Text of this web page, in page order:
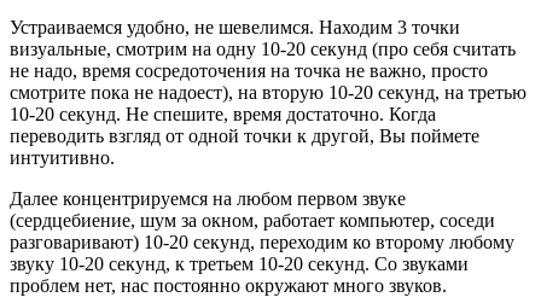
Устраиваемся удобно, не шевелимся. Находим 3 точки
визуальные, смотрим на одну 10-20 секунд (про себя считать
не надо, время сосредоточения на точка не важно, просто
смотрите пока не надоест), на вторую 10-20 секунд, на третью
10-20 секунд. Не спешите, время достаточно. Когда
переводить взгляд от одной точки к другой, Вы поймете
интуитивно.
Далее концентрируемся на любом первом звуке
(сердцебиение, шум за окном, работает компьютер, соседи
разговаривают) 10-20 секунд, переходим ко второму любому
звуку 10-20 секунд, к третьем 10-20 секунд. Со звуками
проблем нет, нас постоянно окружают много звуков.